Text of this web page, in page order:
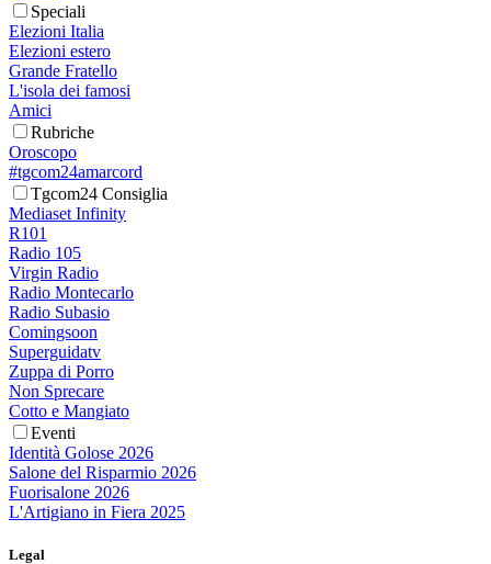
Speciali
Elezioni Italia
Elezioni estero
Grande Fratello
L'isola dei famosi
Amici
Rubriche
Oroscopo
#tgcom24amarcord
Tgcom24 Consiglia
Mediaset Infinity
R101
Radio 105
Virgin Radio
Radio Montecarlo
Radio Subasio
Comingsoon
Superguidatv
Zuppa di Porro
Non Sprecare
Cotto e Mangiato
Eventi
Identità Golose 2026
Salone del Risparmio 2026
Fuorisalone 2026
L'Artigiano in Fiera 2025
Legal